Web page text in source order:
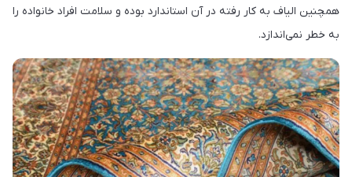
همچنین الیاف به کار رفته در آن استاندارد بوده و سلامت افراد خانواده را
به خطر نمی‌اندازد.